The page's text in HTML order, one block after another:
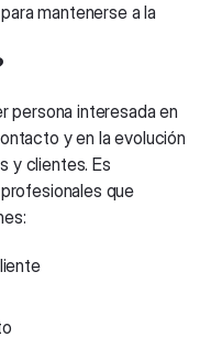
mantenerse a la
persona interesada en
y en la evolución
y clientes. Es
que